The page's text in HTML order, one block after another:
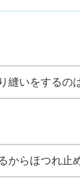
縫いをするの
からほつれ止